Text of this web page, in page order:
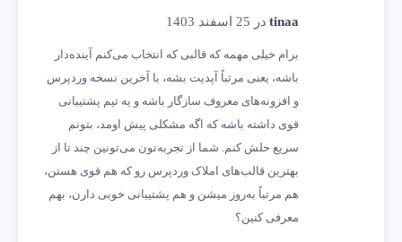
tinaa در 25 اسفند 1403
برام خیلی مهمه که قالبی که انتخاب می‌کنم آینده‌دار
باشه، یعنی مرتباً آپدیت بشه، با آخرین نسخه وردپرس
و افزونه‌های معروف سازگار باشه و یه تیم پشتیبانی
قوی داشته باشه که اگه مشکلی پیش اومد، بتونم
سریع حلش کنم. شما از تجربه‌تون می‌تونین چند تا از
بهترین قالب‌های املاک وردپرس رو که هم قوی هستن،
هم مرتباً به‌روز میشن و هم پشتیبانی خوبی دارن، بهم
معرفی کنین؟